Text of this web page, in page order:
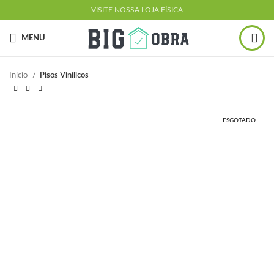
VISITE NOSSA LOJA FÍSICA
MENU
Início Pisos Vinílicos
ESGOTADO